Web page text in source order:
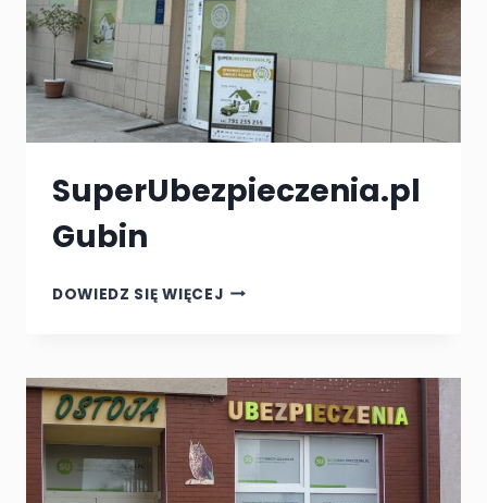
SuperUbezpieczenia.pl
Gubin
DOWIEDZ SIĘ WIĘCEJSUPERUBEZPIECZENIA.PL